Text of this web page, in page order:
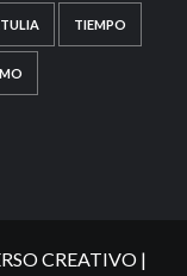
TIEMPO
CREATIVO |